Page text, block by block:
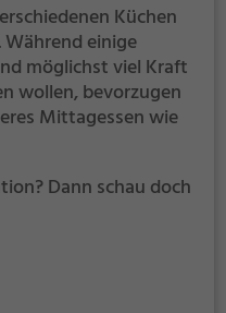
Küchen
einige
möglichst viel Kraft
wollen, bevorzugen
Mittagessen wie
Dann schau doch